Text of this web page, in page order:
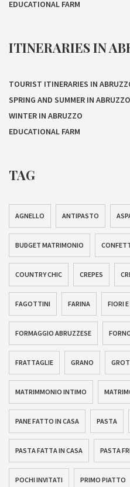
EDUCATIONAL FARM
ITINERARIES IN
TOURIST ITINERARIES IN
SPRING AND SUMMER IN ABRUZZO
WINTER IN ABRUZZO
EDUCATIONAL FARM
TAG
AGNELLO ANTIPASTO
BUDGET MATRIMONIO
COUNTRY CHIC CREPES
FAGOTTINI FARINA FIORI
FORMAGGIO ABRUZZESE
FRATTAGLIE GRANO
MATRIMMONIO INTIMO
PANE FATTO IN CASA PASTA
PASTA FATTA IN CASA PASTA
POCHI INVITATI PRIMO PIATTO